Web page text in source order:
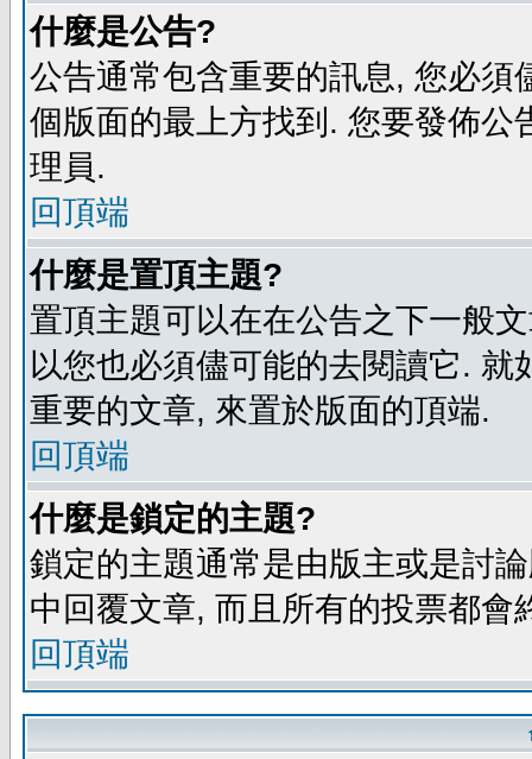
什麼是公告?
公告通常包含重要的訊息, 您必
個版面的最上方找到. 您要發佈
理員.
回頂端
什麼是置頂主題?
置頂主題可以在在公告之下一般
以您也必須儘可能的去閱讀它.
重要的文章, 來置於版面的頂端.
回頂端
什麼是鎖定的主題?
鎖定的主題通常是由版主或是討
中回覆文章, 而且所有的投票都
回頂端